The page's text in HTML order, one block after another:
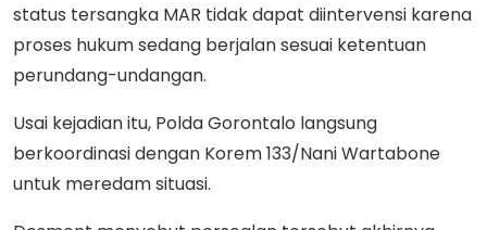
status tersangka MAR tidak dapat diintervensi karena
proses hukum sedang berjalan sesuai ketentuan
perundang-undangan.
Usai kejadian itu, Polda Gorontalo langsung
berkoordinasi dengan Korem 133/Nani Wartabone
untuk meredam situasi.